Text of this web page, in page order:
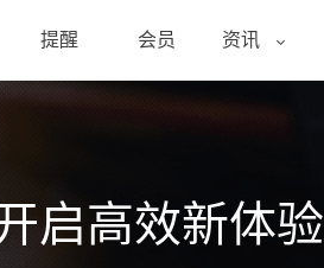
提醒 会员 资讯
启高效新体验